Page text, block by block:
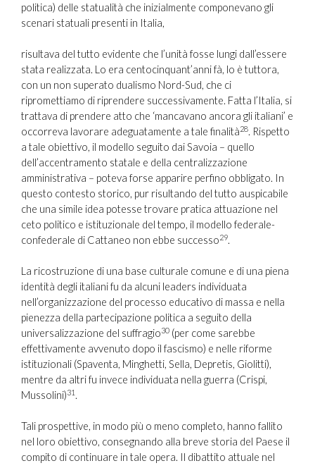
politica) delle statualità che inizialmente componevano gli
scenari statuali presenti in Italia,
risultava del tutto evidente che l’unità fosse lungi dall’essere
stata realizzata. Lo era centocinquant’anni fà, lo è tuttora,
con un non superato dualismo Nord-Sud, che ci
ripromettiamo di riprendere successivamente. Fatta l’Italia, si
trattava di prendere atto che ‘mancavano ancora gli italiani’ e
occorreva lavorare adeguatamente a tale finalità28. Rispetto
a tale obiettivo, il modello seguito dai Savoia – quello
dell’accentramento statale e della centralizzazione
amministrativa – poteva forse apparire perfino obbligato. In
questo contesto storico, pur risultando del tutto auspicabile
che una simile idea potesse trovare pratica attuazione nel
ceto politico e istituzionale del tempo, il modello federale-
confederale di Cattaneo non ebbe successo29.
La ricostruzione di una base culturale comune e di una piena
identità degli italiani fu da alcuni leaders individuata
nell’organizzazione del processo educativo di massa e nella
pienezza della partecipazione politica a seguito della
universalizzazione del suffragio30 (per come sarebbe
effettivamente avvenuto dopo il fascismo) e nelle riforme
istituzionali (Spaventa, Minghetti, Sella, Depretis, Giolitti),
mentre da altri fu invece individuata nella guerra (Crispi,
Mussolini)31 .
Tali prospettive, in modo più o meno completo, hanno fallito
nel loro obiettivo, consegnando alla breve storia del Paese il
compito di continuare in tale opera. Il dibattito attuale nel